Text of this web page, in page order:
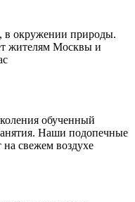
в окружении природы.
жителям Москвы и
обученный
Наши подопечные
свежем воздухе